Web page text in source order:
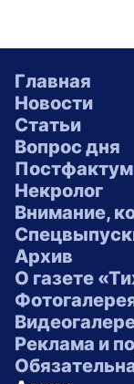
Главная
Новости
Статьи
Вопрос дня
Постфактум
Некролог
Внимание,
Архив
О газете
Реклама и